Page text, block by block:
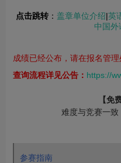
点击跳转： 盖章单位介绍|英
中国外
成绩已经公布，请在报名管理
查询流程详见公告： https://
【免
难度与竞赛一致
参赛指南